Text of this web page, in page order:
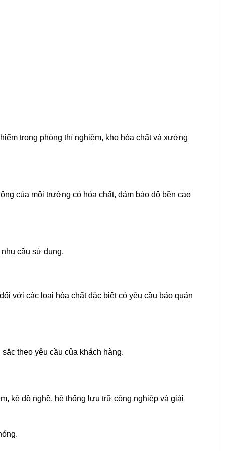
trong phòng thí nghiệm, kho hóa chất và xưởng
của môi trường có hóa chất, đảm bảo độ bền cao
cầu sử dụng.
với các loại hóa chất đặc biệt có yêu cầu bảo quản
theo yêu cầu của khách hàng.
kệ đồ nghề, hệ thống lưu trữ công nghiệp và giải